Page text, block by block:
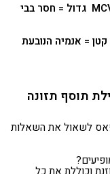
טיפ: אם בבדיקות הדם MCV גדול = חסר בבי
אם בבדיקות הדם MCV קטן = אנמיה הנובעת
תוסף תזונה
לשאול את השאלות